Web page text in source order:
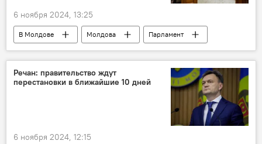
6 ноября 2024, 13:25
В Молдове Молдова Парламент
Речан: правительство ждут
перестановки в ближайшие 10 дней
6 ноября 2024, 12:15